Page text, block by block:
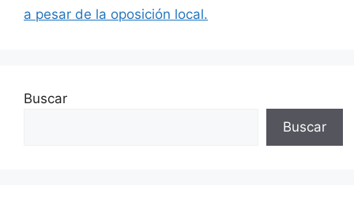
a pesar de la oposición local.
Buscar
Buscar